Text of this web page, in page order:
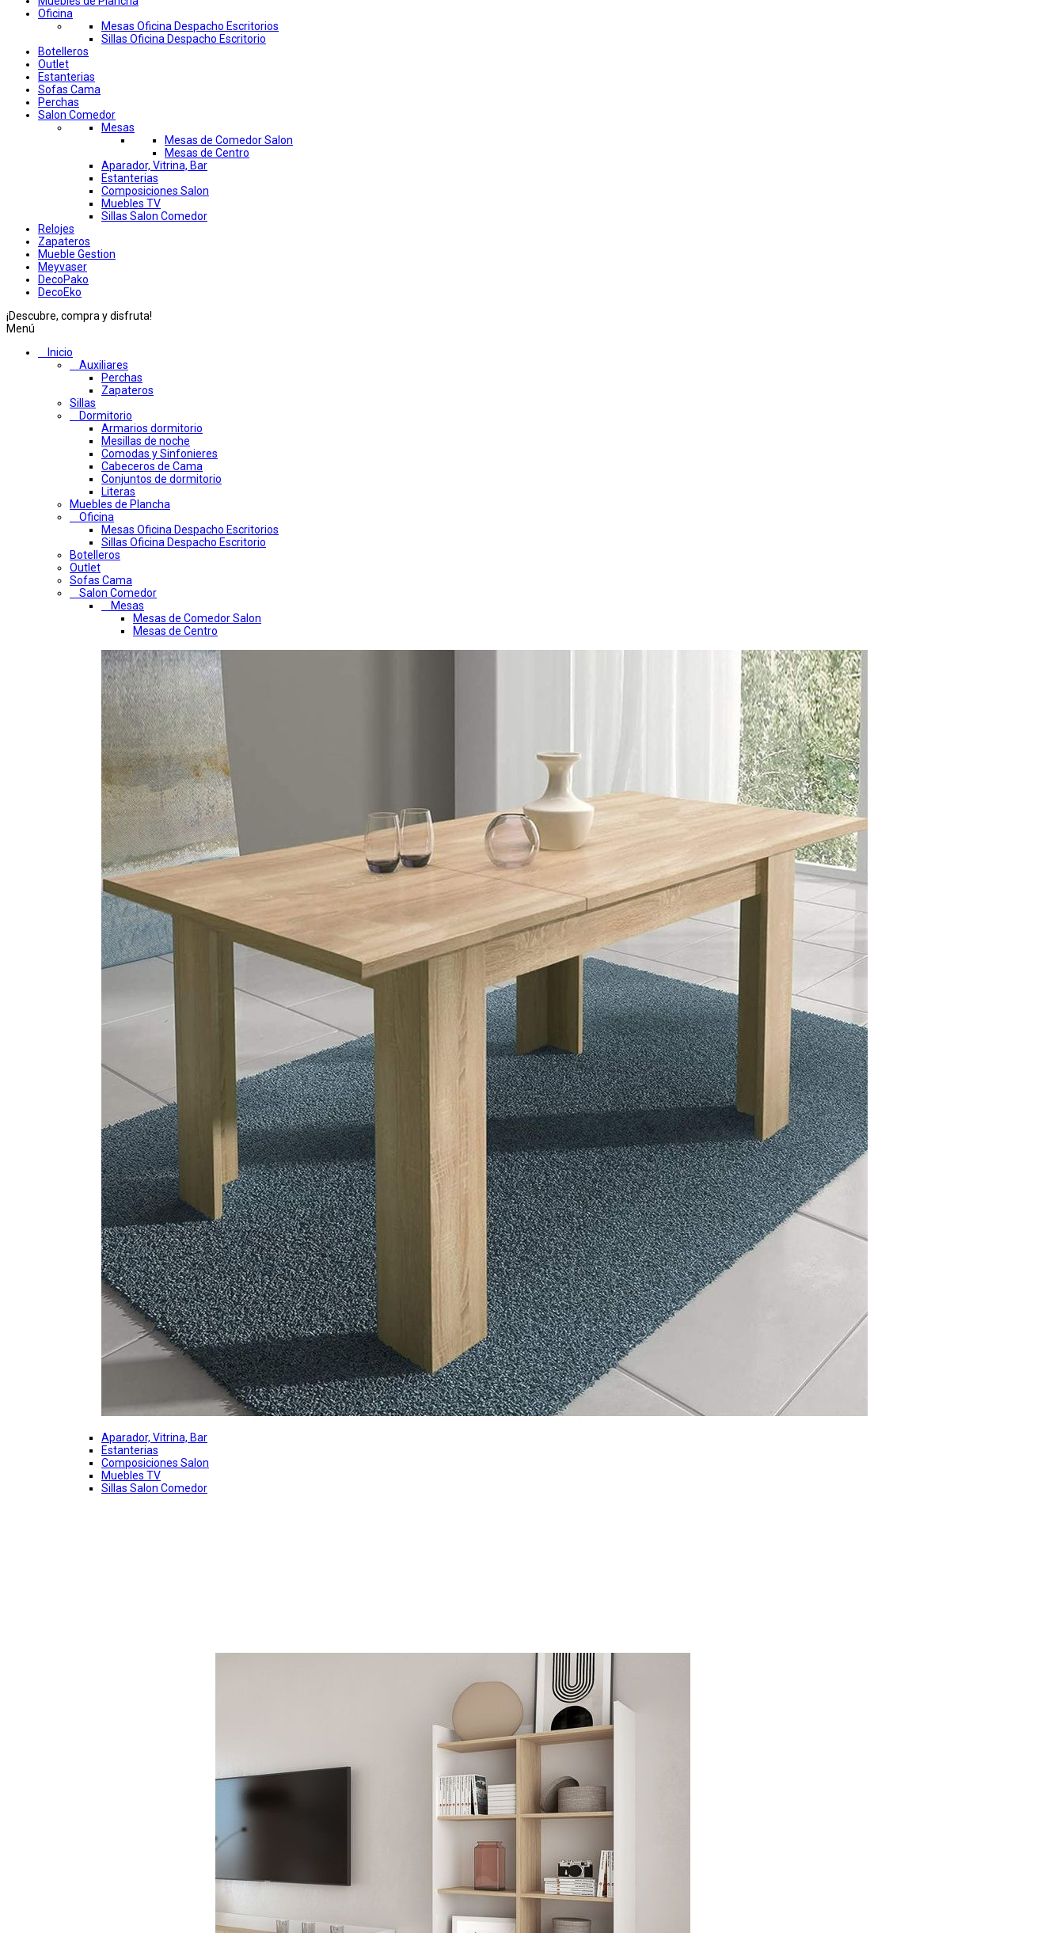
Oficina
Mesas Oficina Despacho Escritorios
Sillas Oficina Despacho Escritorio
Botelleros
Outlet
Estanterias
Sofas Cama
Perchas
Salon Comedor
Mesas
Mesas de Comedor Salon
Mesas de Centro
Aparador, Vitrina, Bar
Estanterias
Composiciones Salon
Muebles TV
Sillas Salon Comedor
Relojes
Zapateros
Mueble Gestion
Meyvaser
DecoPako
DecoEko
¡Descubre, compra y disfruta!
Menú
Inicio
Auxiliares
Perchas
Zapateros
Sillas
Dormitorio
Armarios dormitorio
Mesillas de noche
Comodas y Sinfonieres
Cabeceros de Cama
Conjuntos de dormitorio
Literas
Muebles de Plancha
Oficina
Mesas Oficina Despacho Escritorios
Sillas Oficina Despacho Escritorio
Botelleros
Outlet
Sofas Cama
Salon Comedor
Mesas
Mesas de Comedor Salon
Mesas de Centro
Aparador, Vitrina, Bar
Estanterias
Composiciones Salon
Muebles TV
Sillas Salon Comedor